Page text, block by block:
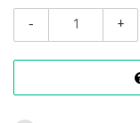
- +